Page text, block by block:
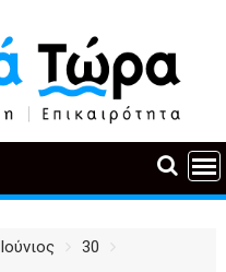
Ιούνιος
30